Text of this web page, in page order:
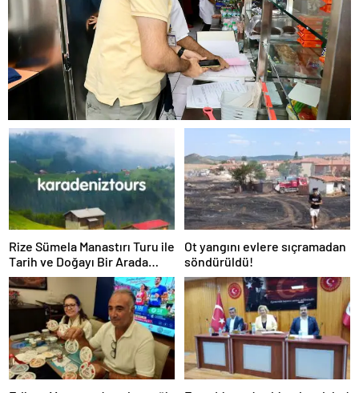
Rize Sümela Manastırı Turu ile
Tarih ve Doğayı Bir Arada
Keşfedin
Ot yangını evlere sıçramadan
söndürüldü!